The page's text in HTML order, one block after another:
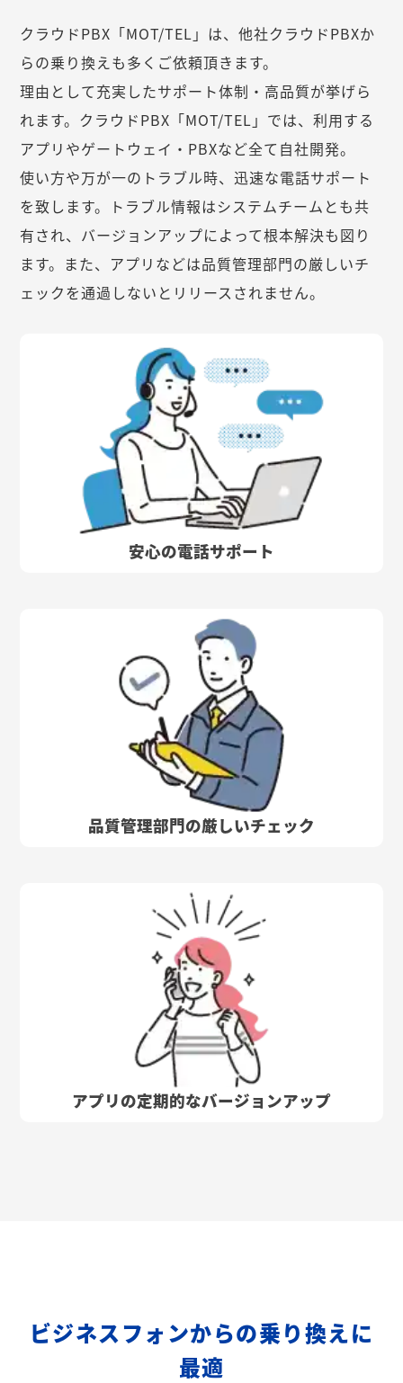
クラウドPBX「MOT/TEL」は、他社クラウドPBXか
らの乗り換えも多くご依頼頂きます。
理由として充実したサポート体制・高品質が挙げら
れます。クラウドPBX「MOT/TEL」では、利用する
アプリやゲートウェイ・PBXなど全て自社開発。
使い方や万が一のトラブル時、迅速な電話サポート
を致します。トラブル情報はシステムチームとも共
有され、バージョンアップによって根本解決も図り
ます。また、アプリなどは品質管理部門の厳しいチ
ェックを通過しないとリリースされません。
安心の電話サポート
品質管理部門の厳しいチェック
アプリの定期的なバージョンアップ
ビジネスフォンからの乗り換えに
最適